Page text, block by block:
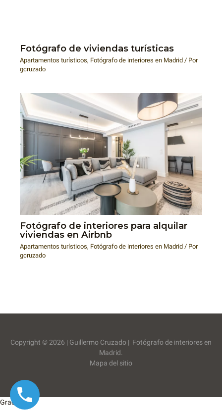
Fotógrafo de viviendas turísticas
Apartamentos turísticos, Fotógrafo de interiores en Madrid / Por
gcruzado
Fotógrafo de interiores para alquilar
viviendas en Airbnb
Apartamentos turísticos, Fotógrafo de interiores en Madrid / Por
gcruzado
Copyright © 2026 | Guillermo Cruzado | Fotógrafo de interiores en
Madrid.
Mapa del sitio
Gracias!